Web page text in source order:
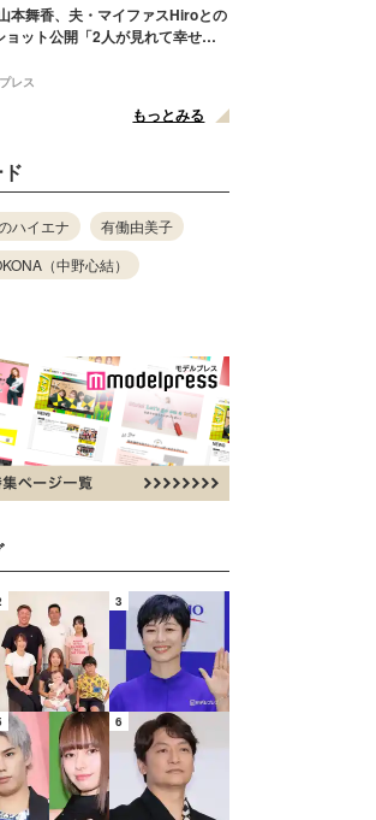
本舞香、夫・マイファスHiroとの
ョット公開「2人が見れて幸せ」
レス
もっとみる
ハイエナ
有働由美子
（中野心結）
3
6